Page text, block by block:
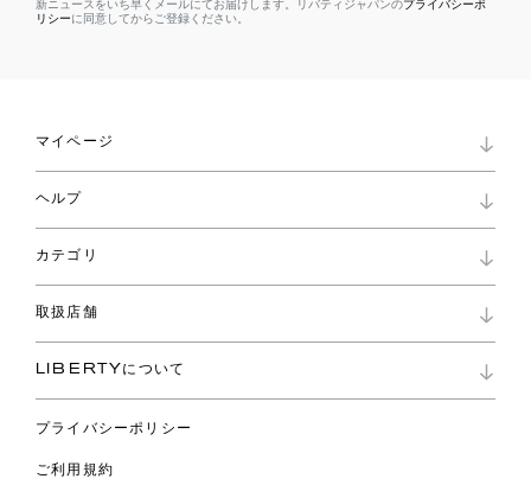
新ニュースをいち早くメールにてお届けします。リバティジャパンのプライバシーポ
リシーに同意してからご登録ください。
マイページ
ロイヤリティプログラム
パスワード再設定
ショッピングバッグ
ヘルプ
お問い合わせ
よくあるご質問
ご利用ガイド
カテゴリ
コレクション
ファブリックス
バッグ
ウェア
ライフスタイル
取扱店舗
リバティ・ファブリックス
LIBERTYについて
プライバシーポリシー
ご利用規約